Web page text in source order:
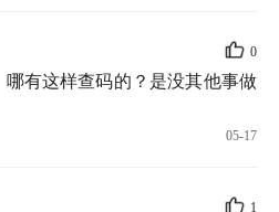
0
哪有这样查码的？是没其他事做
05-17
1